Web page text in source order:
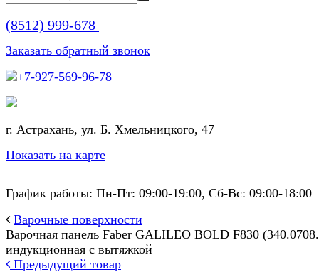
(8512) 999-678
Заказать обратный звонок
+7-927-569-96-78
г. Астрахань, ул. Б. Хмельницкого, 47
Показать на карте
График работы: Пн-Пт: 09:00-19:00, Сб-Вс: 09:00-18:00
Варочные поверхности
Варочная панель Faber GALILEO BOLD F830
индукционная с вытяжкой
Предыдущий товар